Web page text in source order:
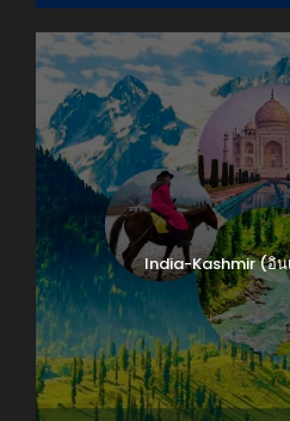
India-Kashmir (อิน